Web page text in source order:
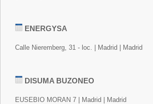
ENERGYSA
Calle Nieremberg, 31 - loc. | Madrid | Madrid
DISUMA BUZONEO
EUSEBIO MORAN 7 | Madrid | Madrid